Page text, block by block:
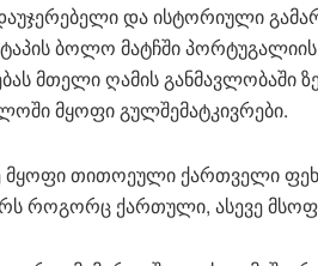
და ისტორიული
ბოლო მატჩში
მთელი ღამის განმავლობაში
მყოფი გულშემატკივრები.
მყოფი თითოეული ქართველი
როგორც ქართული, ასევე